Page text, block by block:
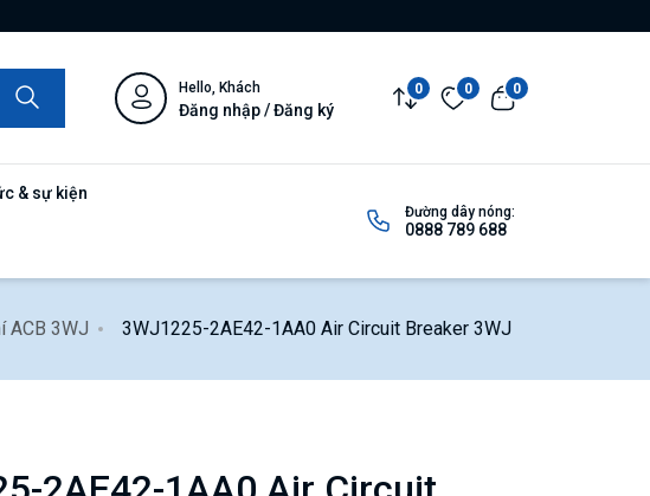
Hello, Khách
Đăng nhập / Đăng ký
0 0 0
& sự kiện
Đường dây nóng:
0888 789 688
ACB 3WJ 3WJ1225-2AE42-1AA0 Air Circuit Breaker 3WJ